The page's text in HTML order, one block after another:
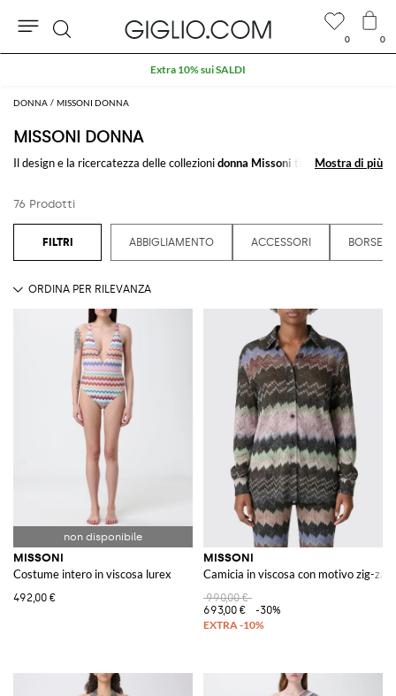
DONNA MISSONI DONNA
MISSONI DONNA
Il design e la ricercatezza delle collezionidonna Missoni ti stupiranno
al meglio il tuo stile.
Scopri tutti gli articoli firmati daMissoni donna onlinesu GIGLIO.COM
Vedi tuttoMISSONI
Mostra di più
Mostra di più
76 Prodotti
ABBIGLIAMENTO ACCESSORI BORSE
MISSONI
Costume intero in viscosa lurex
492,00 €
MISSONI
Camicia in viscosa con motivo zig-zag
990,00 €
693,00 €
-30%
0 0
Cerca
Extra 10% sui SALDI